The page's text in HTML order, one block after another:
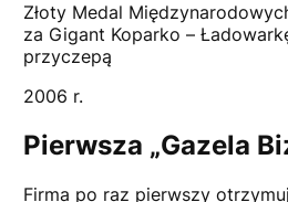
Złoty Medal
za Gigant Koparko –
przyczepą
2006 r.
Pierwsza „Gazela
Firma po raz pierwszy